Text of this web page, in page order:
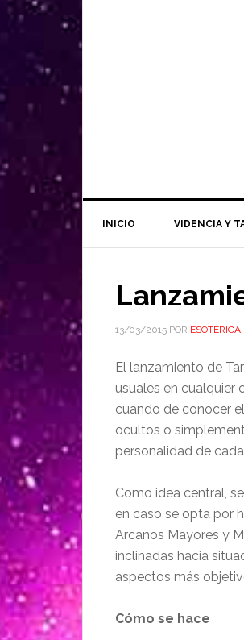
INICIO VIDENCIA Y
13/03/2015 POR ESOTERICA
El lanzamiento de
usuales en cualquier
cuando de conocer
ocultos o
personalidad de
Como idea central,
en caso se opta por
Arcanos Mayores y
inclinadas hacia
aspectos más
Cómo se hace